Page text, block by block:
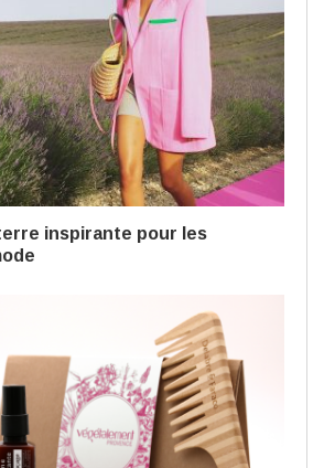
inspirante pour les